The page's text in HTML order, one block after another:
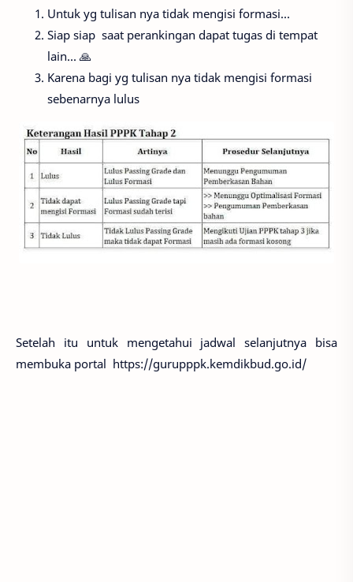
Untuk yg tulisan nya tidak mengisi formasi...
Siap siap saat perankingan dapat tugas di tempat
lain... 🙏
Karena bagi yg tulisan nya tidak mengisi formasi
sebenarnya lulus
Setelah itu untuk mengetahui jadwal selanjutnya bisa
membuka portal https://gurupppk.kemdikbud.go.id/